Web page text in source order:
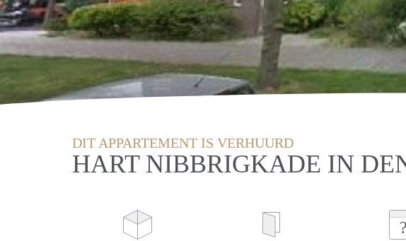
DIT APPARTEMENT IS VERHUURD
HART NIBBRIGKADE IN
?